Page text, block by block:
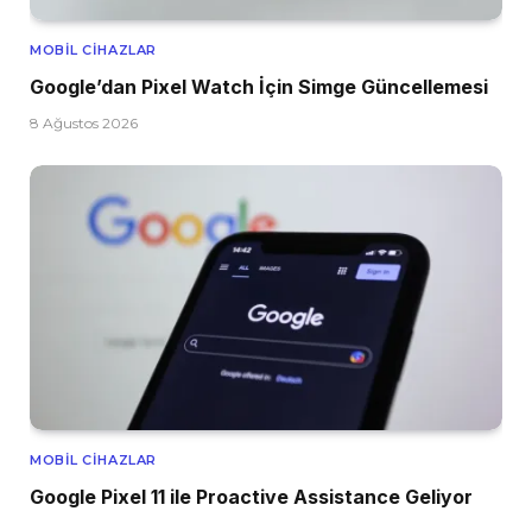
MOBIL CIHAZLAR
Google’dan Pixel Watch İçin Simge Güncellemesi
8 Ağustos 2026
MOBIL CIHAZLAR
Google Pixel 11 ile Proactive Assistance Geliyor